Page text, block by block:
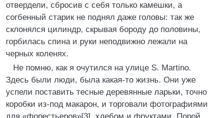
отвердели, сбросив с себя только камешки, а
согбенный старик не поднял даже головы: так же
склонялся цилиндр, скрывая бороду до половины,
горбилась спина и руки неподвижно лежали на
черных коленях.
Не помню, как я очутился на улице S. Martino.
Здесь были люди, была какая-то жизнь. Они уже
успели поставить тесные деревянные ларьки, точно
коробки из-под макарон, и торговали фотографиями